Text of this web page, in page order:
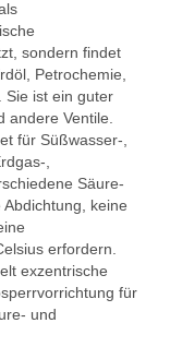
sondern findet
Petrochemie,
Sie ist ein guter
andere Ventile.
für Süßwasser-,
,
Säure-
keine
erfordern.
exzentrische
für
und